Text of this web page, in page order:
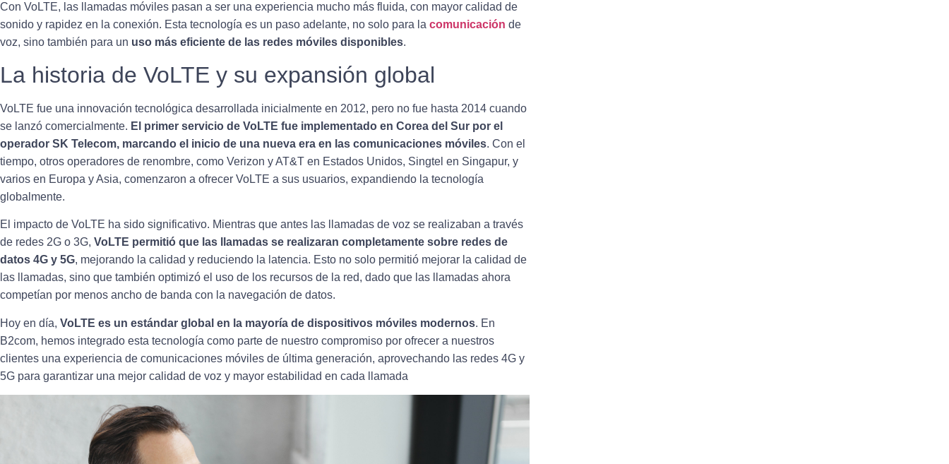
Con VoLTE, las llamadas móviles pasan a ser una experiencia mucho más fluida, con mayor calidad de
sonido y rapidez en la conexión. Esta tecnología es un paso adelante, no solo para la comunicación de
voz, sino también para un uso más eficiente de las redes móviles disponibles.
La historia de VoLTE y su expansión global
VoLTE fue una innovación tecnológica desarrollada inicialmente en 2012, pero no fue hasta 2014 cuando
se lanzó comercialmente. El primer servicio de VoLTE fue implementado en Corea del Sur por el
operador SK Telecom, marcando el inicio de una nueva era en las comunicaciones móviles. Con el
tiempo, otros operadores de renombre, como Verizon y AT&T en Estados Unidos, Singtel en Singapur, y
varios en Europa y Asia, comenzaron a ofrecer VoLTE a sus usuarios, expandiendo la tecnología
globalmente.
El impacto de VoLTE ha sido significativo. Mientras que antes las llamadas de voz se realizaban a través
de redes 2G o 3G, VoLTE permitió que las llamadas se realizaran completamente sobre redes de
datos 4G y 5G, mejorando la calidad y reduciendo la latencia. Esto no solo permitió mejorar la calidad de
las llamadas, sino que también optimizó el uso de los recursos de la red, dado que las llamadas ahora
competían por menos ancho de banda con la navegación de datos.
Hoy en día, VoLTE es un estándar global en la mayoría de dispositivos móviles modernos. En
B2com, hemos integrado esta tecnología como parte de nuestro compromiso por ofrecer a nuestros
clientes una experiencia de comunicaciones móviles de última generación, aprovechando las redes 4G y
5G para garantizar una mejor calidad de voz y mayor estabilidad en cada llamada